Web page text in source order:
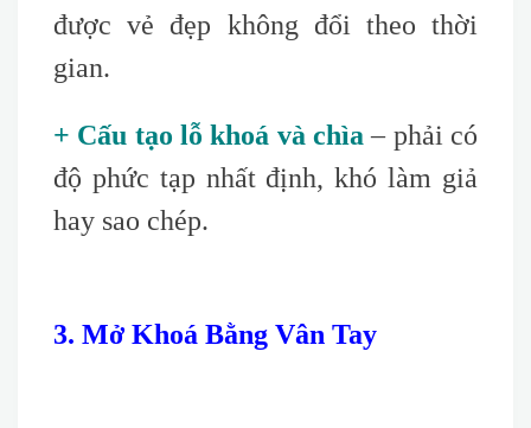
được vẻ đẹp không đổi theo thời
gian.
+ Cấu tạo lỗ khoá và chìa – phải có
độ phức tạp nhất định, khó làm giả
hay sao chép.
3. Mở Khoá Bằng Vân Tay